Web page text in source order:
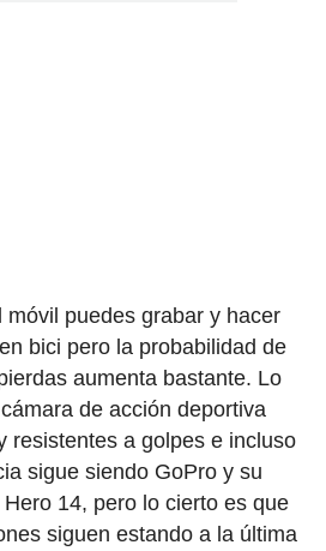
móvil puedes grabar y hacer
bici pero la probabilidad de
aumenta bastante. Lo
de acción deportiva
resistentes a golpes e incluso
sigue siendo GoPro y su
14, pero lo cierto es que
siguen estando a la última